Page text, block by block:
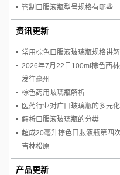
管制口服液瓶型号规格有哪些
资讯更新
常用棕色口服液玻璃瓶规格讲解
2026年7月22日100ml棕色西
发往毫州
棕色药用玻璃瓶解析
医药行业对广口玻璃瓶的多元化
解析口服液玻璃瓶的分类
超成20毫升棕色口服液瓶第四
吉林松原
产品更新